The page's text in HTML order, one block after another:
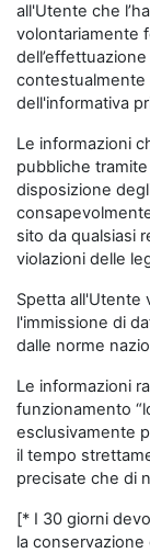
all'Utente che
volontariamente
contestualmente
dell'informativa
Le informazioni
pubbliche
disposizione
sito da qualsiasi
violazioni delle
Spetta all'Utente
l'immissione di
dalle norme
Le informazioni
funzionamento
esclusivamente
il tempo
precisate che di
[* I 30 giorni
la